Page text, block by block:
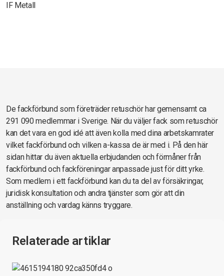
IF Metall
De fackförbund som företräder retuschör har gemensamt ca
291 090 medlemmar i Sverige. När du väljer fack som retuschör
kan det vara en god idé att även kolla med dina arbetskamrater
vilket fackförbund och vilken a-kassa de är med i. På den här
sidan hittar du även aktuella erbjudanden och förmåner från
fackförbund och fackföreningar anpassade just för ditt yrke.
Som medlem i ett fackförbund kan du ta del av försäkringar,
juridisk konsultation och andra tjänster som gör att din
anställning och vardag känns tryggare.
Relaterade artiklar